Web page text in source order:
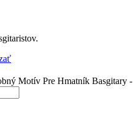
Motív Pre Hmatník Basgitary -